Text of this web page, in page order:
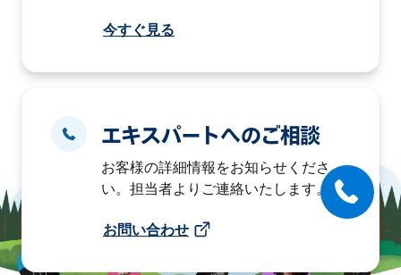
今すぐ見る
エキスパートへのご相談
お客様の詳細情報をお知らせくださ
い。担当者よりご連絡いたします。
お問い合わせ